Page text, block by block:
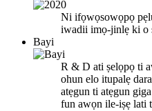
Ni ifọwọsowọpọ
iwadii imọ-jinlẹ ki o
Bayi
R & D ati ṣelọpọ ti
ohun elo itupalẹ
atẹgun ti atẹgun
fun awọn ile-iṣẹ lati